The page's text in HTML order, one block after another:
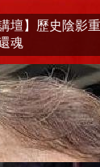
講壇】歷史陰影
魂